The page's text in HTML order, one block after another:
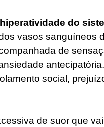
hiperatividade do
vasos sanguíneos
de
social,
de suor que